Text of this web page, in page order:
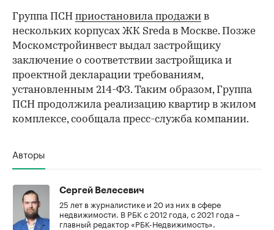
Группа ПСН приостановила продажи в
нескольких корпусах ЖК Sreda в Москве. Позже
Москомстройинвест выдал застройщику
заключение о соответствии застройщика и
проектной декларации требованиям,
установленным 214-ФЗ. Таким образом, Группа
ПСН продолжила реализацию квартир в жилом
комплексе, сообщала пресс-служба компании.
Авторы
Сергей Велесевич
25 лет в журналистике и 20 из них в сфере
недвижимости. В РБК с 2012 года, с 2021 года –
главный редактор «РБК-Недвижимость».